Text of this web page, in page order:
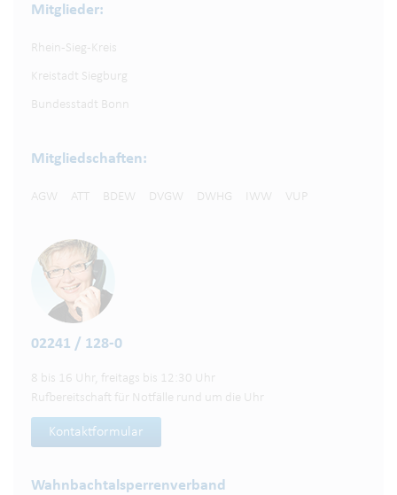
Mitglieder:
Rhein-Sieg-Kreis
Kreistadt Siegburg
Bundesstadt Bonn
Mitgliedschaften:
AGW ATT BDEW DVGW DWHG IWW VUP
02241 / 128-0
8 bis 16 Uhr, freitags bis 12:30 Uhr
Rufbereitschaft für Notfälle rund um die Uhr
Kontaktformular
Wahnbachtalsperren­verband